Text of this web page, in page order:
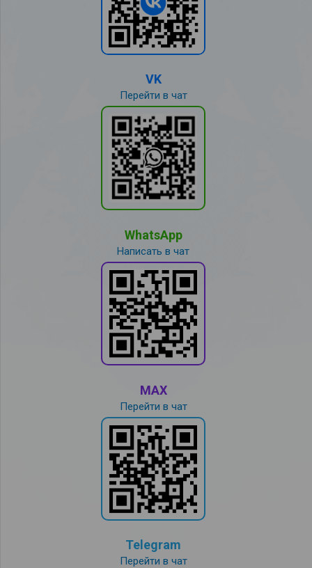
VK
Перейти в чат
WhatsApp
Написать в чат
MAX
Перейти в чат
Telegram
Перейти в чат